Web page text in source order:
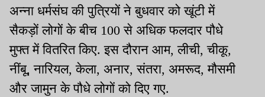
अन्ना धर्मसंघ की पुत्रियों ने बुधवार को खूंटी में
सैकड़ों लोगों के बीच 100 से अधिक फलदार पौधे
मुफ्त में वितरित किए. इस दौरान आम, लीची, चीकू,
नींबू, नारियल, केला, अनार, संतरा, अमरूद, मौसमी
और जामुन के पौधे लोगों को दिए गए.